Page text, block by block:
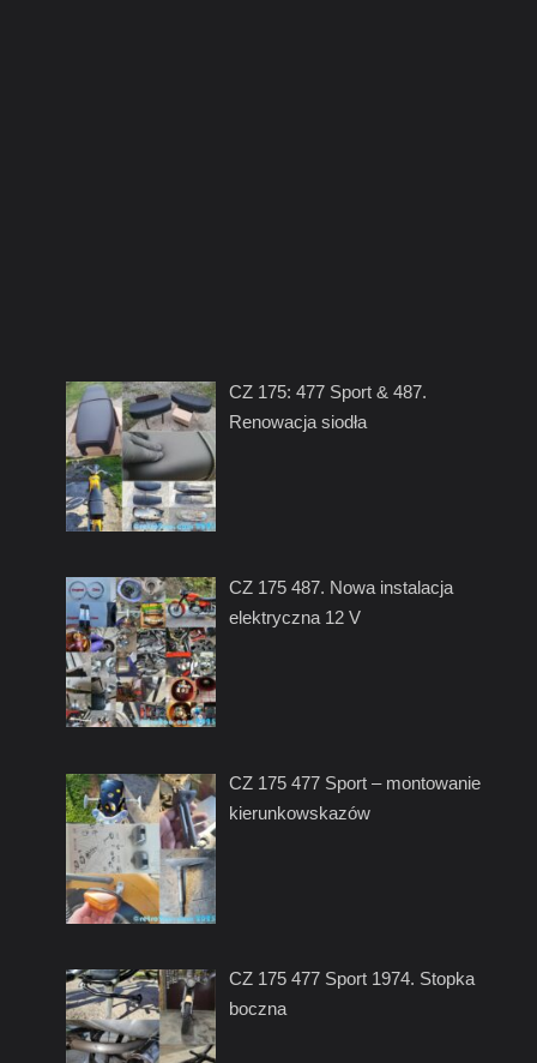
CZ 175: 477 Sport & 487.
Renowacja siodła
CZ 175 487. Nowa instalacja
elektryczna 12 V
CZ 175 477 Sport – montowanie
kierunkowskazów
CZ 175 477 Sport 1974. Stopka
boczna